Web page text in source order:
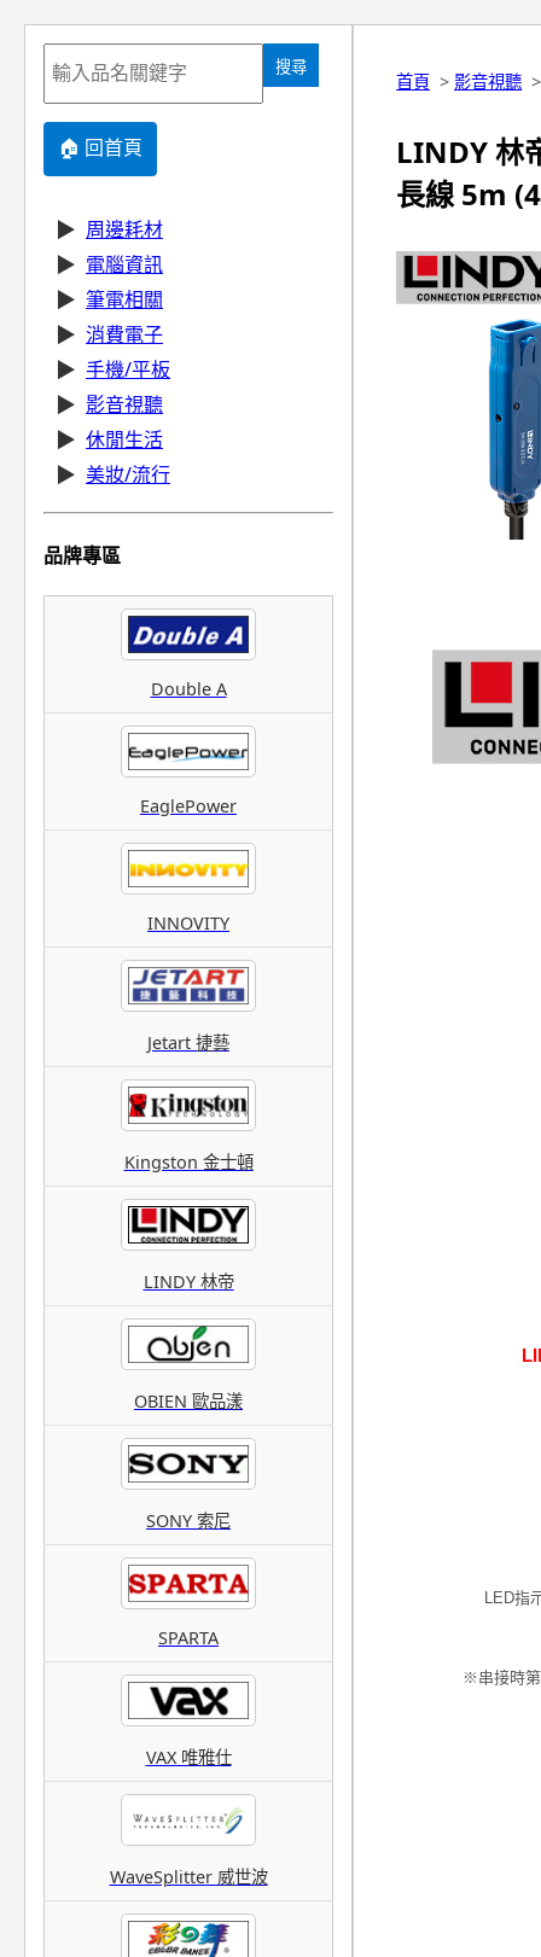
搜尋
🏠 回首頁
▶ 周邊耗材
▶ 電腦資訊
▶ 筆電相關
▶ 消費電子
▶ 手機/平板
▶ 影音視聽
▶ 休閒生活
▶ 美妝/流行
品牌專區
Double A
EaglePower
INNOVITY
Jetart 捷藝
Kingston 金士頓
LINDY 林帝
OBIEN 歐品漾
SONY 索尼
SPARTA
VAX 唯雅仕
WaveSplitter 威世波
首頁 > 影音視聽
LINDY 林
長線 5m
LED指
※串接時第